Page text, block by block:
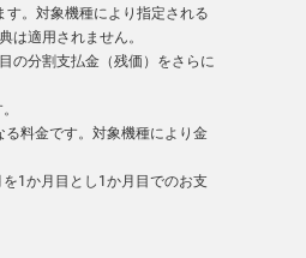
。対象機種により指定される
は適用されません。
の分割支払金（残価）をさらに
料金です。対象機種により金
1か月目とし1か月目でのお支